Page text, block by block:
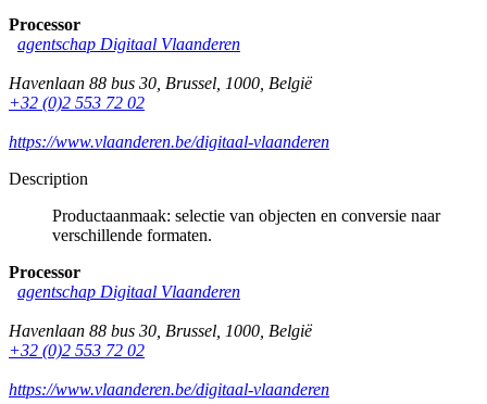
Processor
agentschap Digitaal Vlaanderen
Havenlaan 88 bus 30 Brussel 1000 België
+32 (0)2 553 72 02
https://www.vlaanderen.be/digitaal-vlaanderen
Description
Productaanmaak: selectie van objecten en conversie naar
verschillende formaten.
Processor
agentschap Digitaal Vlaanderen
Havenlaan 88 bus 30 Brussel 1000 België
+32 (0)2 553 72 02
https://www.vlaanderen.be/digitaal-vlaanderen